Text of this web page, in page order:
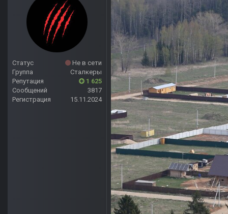
Статус
Не в сети
Группа
Сталкеры
Репутация
1 625
Сообщений
3817
Регистрация
15.11.2024